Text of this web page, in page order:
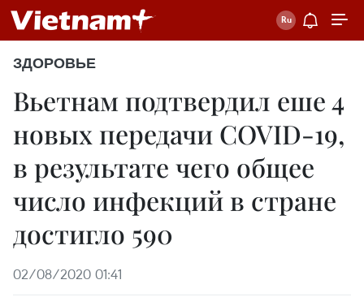
ЗДОРОВЬЕ
Вьетнам подтвердил еше 4
новых передачи COVID-19,
в результате чего общее
число инфекций в стране
достигло 590
02/08/2020 01:41